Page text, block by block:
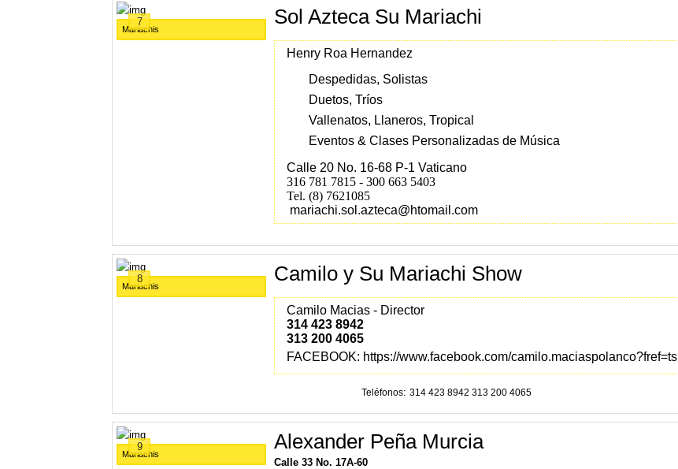
7
Mariachis
Sol Azteca Su Mariachi
Henry Roa Hernandez
Despedidas, Solistas
Duetos, Tríos
Vallenatos, Llaneros, Tropical
Eventos & Clases Personalizadas de Música
Calle 20 No. 16-68 P-1 Vaticano
316 781 7815 - 300 663 5403
Tel. (8) 7621085
mariachi.sol.azteca@htomail.com
8
Mariachis
Camilo y Su Mariachi Show
Camilo Macias - Director
314 423 8942
313 200 4065
FACEBOOK: https://www.facebook.com/camilo.maciaspolanco?fref=ts
Teléfonos 314 423 8942 313 200 4065
9
Mariachis
Alexander Peña Murcia
Calle 33 No. 17A-60